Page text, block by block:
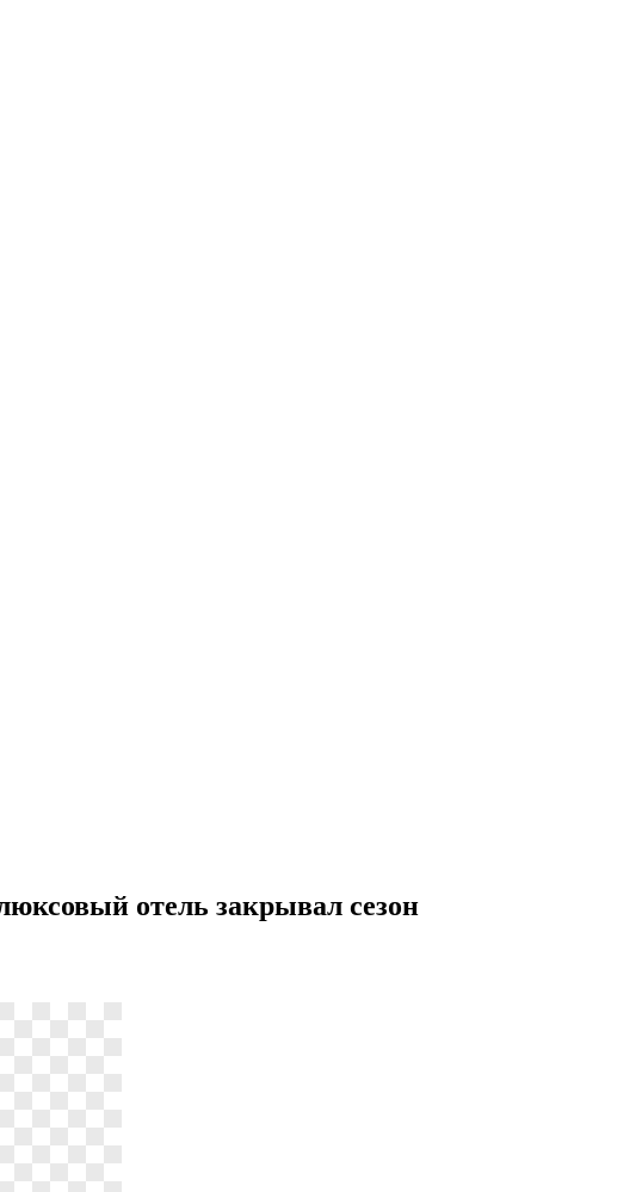
отель закрывал сезон